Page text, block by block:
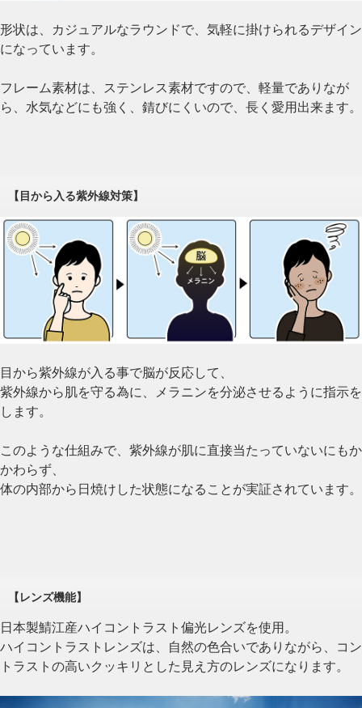
形状は、カジュアルなラウンドで、気軽に掛けられるデザイン
になっています。
フレーム素材は、ステンレス素材ですので、軽量でありなが
ら、水気などにも強く、錆びにくいので、長く愛用出来ます。
【目から入る紫外線対策】
目から紫外線が入る事で脳が反応して、
紫外線から肌を守る為に、メラニンを分泌させるように指示を
します。
このような仕組みで、紫外線が肌に直接当たっていないにもか
かわらず、
体の内部から日焼けした状態になることが実証されています。
【レンズ機能】
日本製鯖江産ハイコントラスト偏光レンズを使用。
ハイコントラストレンズは、自然の色合いでありながら、コン
トラストの高いクッキリとした見え方のレンズになります。